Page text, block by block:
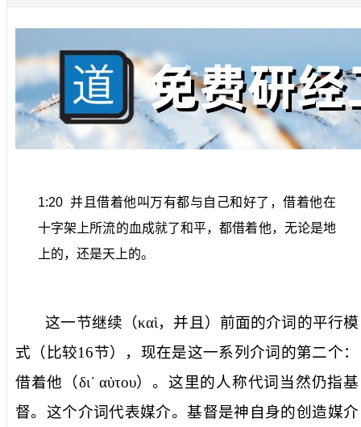
1:20并且借着他叫万有都与自己和好了，借着他在
十字架上所流的血成就了和平，都借着他，无论是地
上的，还是天上的。
这一节继续（καὶ， 并且 ）前面的介词的平行模
式（比较16节），现在是这一系列介词的第二个：
借着他
（δι᾿ αὐτου）。这里的人称代词当然仍指基
督。这个介词代表媒介。基督是神自身的创造媒介